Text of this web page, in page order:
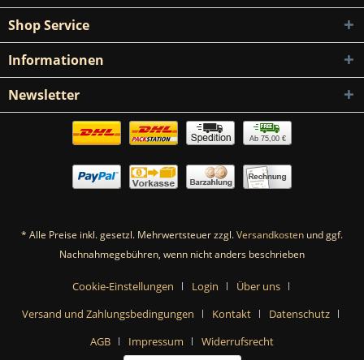
Shop Service
Informationen
Newsletter
Ab 75,00 €
* Alle Preise inkl. gesetzl. Mehrwertsteuer zzgl.Versandkosten und ggf.
Nachnahmegebühren, wenn nicht anders beschrieben
Cookie-Einstellungen Login
Über uns
Versand und Zahlungsbedingungen
Kontakt
Datenschutz
AGB
Impressum Widerrufsrecht